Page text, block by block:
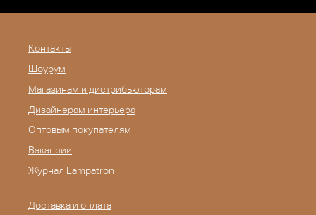
Контакты
Шоурум
Магазинам и дистрибьюторам
Дизайнерам интерьера
Оптовым покупателям
Вакансии
Журнал Lampatron
Доставка и оплата